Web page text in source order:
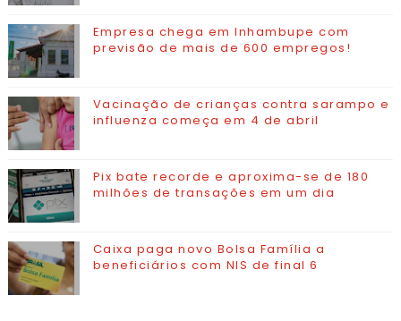
Empresa chega em Inhambupe com
previsão de mais de 600 empregos!
Vacinação de crianças contra sarampo e
influenza começa em 4 de abril
Pix bate recorde e aproxima-se de 180
milhões de transações em um dia
Caixa paga novo Bolsa Família a
beneficiários com NIS de final 6